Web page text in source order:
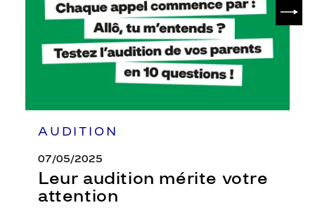
AUDITION
07/05/2025
Leur audition mérite votre
attention